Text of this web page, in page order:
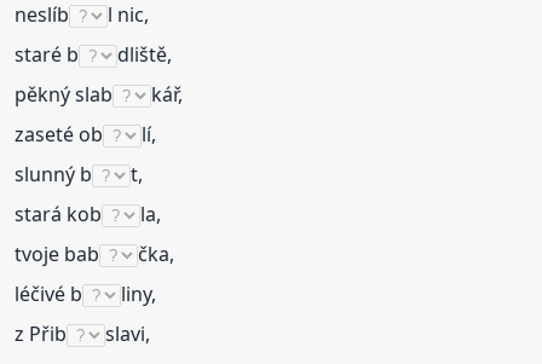
neslíb
l nic,
staré b
dliště,
pěkný slab
kář,
zaseté ob
lí,
slunný b
t,
stará kob
la,
tvoje bab
čka,
léčivé b
liny,
z Přib
slavi,